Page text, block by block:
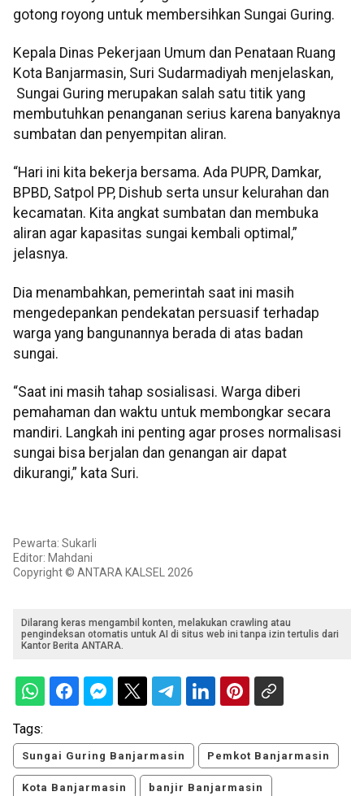
gotong royong untuk membersihkan Sungai Guring.
Kepala Dinas Pekerjaan Umum dan Penataan Ruang
Kota Banjarmasin, Suri Sudarmadiyah menjelaskan,
Sungai Guring merupakan salah satu titik yang
membutuhkan penanganan serius karena banyaknya
sumbatan dan penyempitan aliran.
“Hari ini kita bekerja bersama. Ada PUPR, Damkar,
BPBD, Satpol PP, Dishub serta unsur kelurahan dan
kecamatan. Kita angkat sumbatan dan membuka
aliran agar kapasitas sungai kembali optimal,”
jelasnya.
Dia menambahkan, pemerintah saat ini masih
mengedepankan pendekatan persuasif terhadap
warga yang bangunannya berada di atas badan
sungai.
“Saat ini masih tahap sosialisasi. Warga diberi
pemahaman dan waktu untuk membongkar secara
mandiri. Langkah ini penting agar proses normalisasi
sungai bisa berjalan dan genangan air dapat
dikurangi,” kata Suri.
Pewarta: Sukarli
Editor: Mahdani
Copyright © ANTARA KALSEL 2026
Dilarang keras mengambil konten, melakukan crawling atau
pengindeksan otomatis untuk AI di situs web ini tanpa izin tertulis dari
Kantor Berita ANTARA.
Tags:
Sungai Guring Banjarmasin Pemkot Banjarmasin
Kota Banjarmasin banjir Banjarmasin